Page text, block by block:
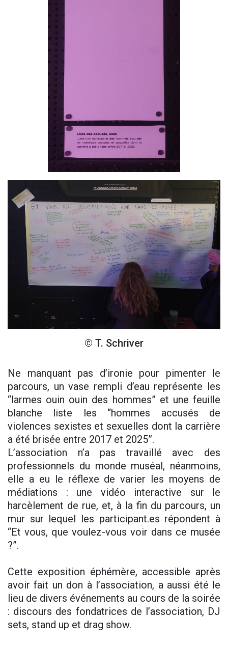
© T. Schriver
Ne manquant pas d’ironie pour pimenter le
parcours, un vase rempli d’eau représente les
“larmes ouin ouin des hommes” et une feuille
blanche liste les “hommes accusés de
violences sexistes et sexuelles dont la carrière
a été brisée entre 2017 et 2025”.
L’association n’a pas travaillé avec des
professionnels du monde muséal, néanmoins,
elle a eu le réflexe de varier les moyens de
médiations : une vidéo interactive sur le
harcèlement de rue, et, à la fin du parcours, un
mur sur lequel les participant.es répondent à
“Et vous, que voulez-vous voir dans ce musée
?”.
Cette exposition éphémère, accessible après
avoir fait un don à l’association, a aussi été le
lieu de divers événements au cours de la soirée
: discours des fondatrices de l’association, DJ
sets, stand up et drag show.